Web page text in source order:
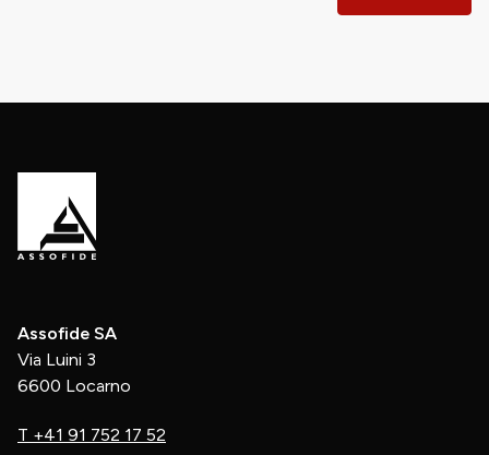
Assofide SA
Via Luini 3
6600 Locarno
T +41 91 752 17 52